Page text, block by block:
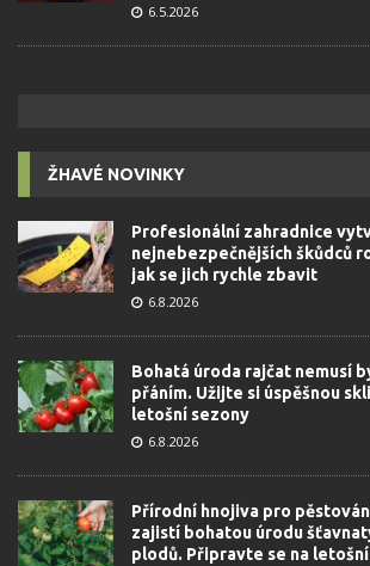
6.5.2026
ŽHAVÉ NOVINKY
Profesionální zahradnice
nejnebezpečnějších škůdců
jak se jich rychle zbavit
6.8.2026
Bohatá úroda rajčat nemusí
přáním. Užijte si úspěšnou
letošní sezony
6.8.2026
Přírodní hnojiva pro
zajistí bohatou úrodu
plodů. Připravte se na